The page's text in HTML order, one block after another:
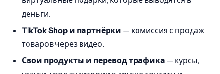
деньги.
TikTok Shop и партнёрки — комиссия с продаж
товаров через видео.
Свои продукты и перевод трафика — курсы,